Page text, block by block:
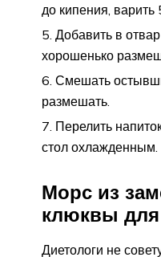
до кипения, варить
Добавить в
хорошенько
Смешать
размешать.
Перелить
стол охлажденным.
Морс из
клюквы для
Диетологи не